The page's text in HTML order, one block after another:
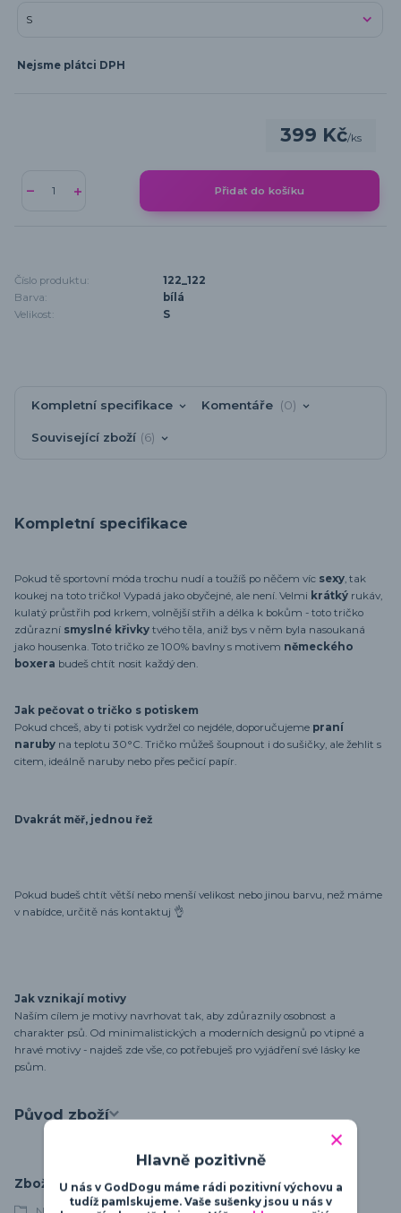
Nejsme plátci DPH
399 Kč/ks
Přidat do košíku
Číslo produktu:
122_122
Barva:
bílá
Velikost:
S
Kompletní specifikace Komentáře 0
Související zboží 6
Kompletní specifikace
Pokud tě sportovní móda trochu nudí a toužíš po něčem víc sexy, tak
koukej na toto tričko! Vypadá jako obyčejné, ale není. Velmi krátký rukáv,
kulatý průstřih pod krkem, volnější střih a délka k bokům - toto tričko
zdůrazní smyslné křivky tvého těla, aniž bys v něm byla nasoukaná
jako housenka. Toto tričko ze 100% bavlny s motivem německého
boxera budeš chtít nosit každý den.
Jak pečovat o tričko s potiskem
Pokud chceš, aby ti potisk vydržel co nejdéle, doporučujeme praní
naruby na teplotu 30°C. Tričko můžeš šoupnout i do sušičky, ale žehlit s
citem, ideálně naruby nebo přes pečicí papír.
Dvakrát měř, jednou řež
Pokud budeš chtít větší nebo menší velikost nebo jinou barvu, než máme
v nabídce, určitě nás kontaktuj 👌
Jak vznikají motivy
Naším cílem je motivy navrhovat tak, aby zdůraznily osobnost a
charakter psů. Od minimalistických a moderních designů po vtipné a
hravé motivy - najdeš zde vše, co potřebuješ pro vyjádření své lásky ke
psům.
Původ zboží
Zboží zařazeno v kategoriích
Hlavně pozitivně
U nás v GodDogu máme rádi pozitivní výchovu a
tudíž pamlskujeme. Vaše sušenky jsou u nás v